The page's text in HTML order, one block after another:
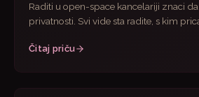
Raditi u open-space kancelariji znaci
privatnosti. Svi vide sta radite, s kim
Čitaj priču